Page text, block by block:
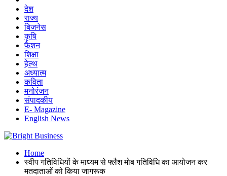
देश
राज्य
बिजनेस
कृषि
फैशन
शिक्षा
हेल्थ
अध्यात्म
कविता
मनोरंजन
संपादकीय
E- Magazine
English News
Home
स्वीप गतिविधियों के माध्यम से फ्लैश मोब गतिविधि का आयोजन कर
मतदाताओं को किया जागरूक